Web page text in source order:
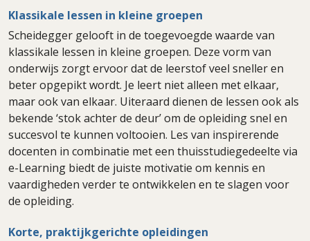
Klassikale lessen in kleine groepen
Scheidegger gelooft in de toegevoegde waarde van
klassikale lessen in kleine groepen. Deze vorm van
onderwijs zorgt ervoor dat de leerstof veel sneller en
beter opgepikt wordt. Je leert niet alleen met elkaar,
maar ook van elkaar. Uiteraard dienen de lessen ook als
bekende ‘stok achter de deur’ om de opleiding snel en
succesvol te kunnen voltooien. Les van inspirerende
docenten in combinatie met een thuisstudiegedeelte via
e-Learning biedt de juiste motivatie om kennis en
vaardigheden verder te ontwikkelen en te slagen voor
de opleiding.
Korte, praktijkgerichte opleidingen